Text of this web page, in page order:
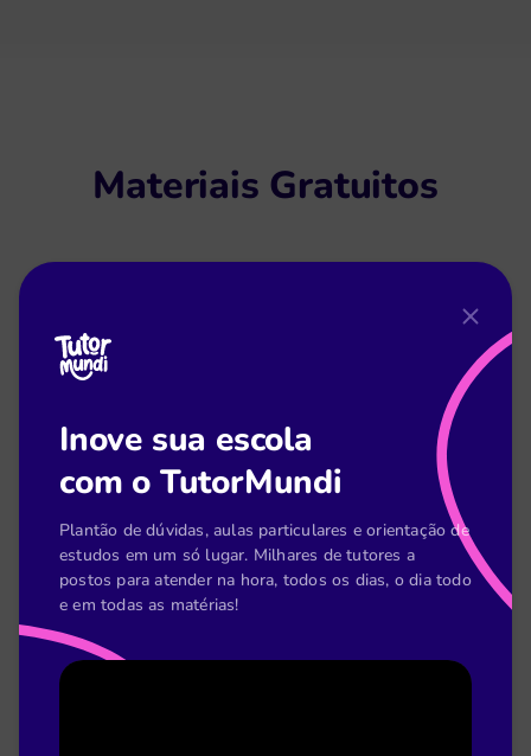
Materiais Gratuitos
[Planilha] Acompanhamento pedagógico do
coordenador
Inove sua escola
com o TutorMundi
Plantão de dúvidas, aulas particulares e orientação de
estudos em um só lugar. Milhares de tutores a
postos para atender na hora, todos os dias, o dia todo
e em todas as matérias!